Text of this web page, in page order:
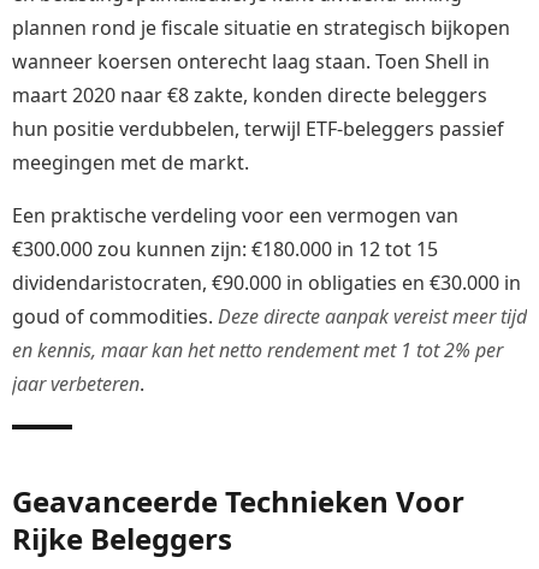
plannen rond je fiscale situatie en strategisch bijkopen
wanneer koersen onterecht laag staan. Toen Shell in
maart 2020 naar €8 zakte, konden directe beleggers
hun positie verdubbelen, terwijl ETF-beleggers passief
meegingen met de markt.
Een praktische verdeling voor een vermogen van
€300.000 zou kunnen zijn: €180.000 in 12 tot 15
dividendaristocraten, €90.000 in obligaties en €30.000 in
goud of commodities. Deze directe aanpak vereist meer tijd
en kennis, maar kan het netto rendement met 1 tot 2% per
jaar verbeteren.
Geavanceerde Technieken Voor
Rijke Beleggers